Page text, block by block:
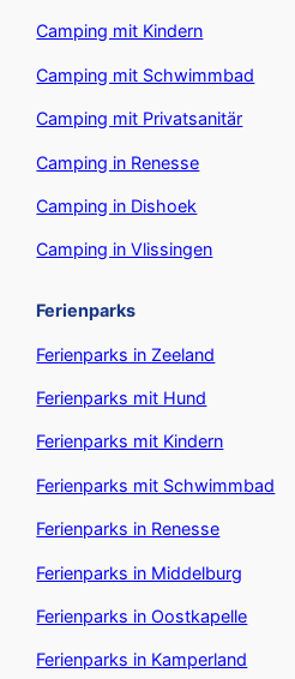
Camping mit Kindern
Camping mit Schwimmbad
Camping mit Privatsanitär
Camping in Renesse
Camping in Dishoek
Camping in Vlissingen
Ferienparks
Ferienparks in Zeeland
Ferienparks mit Hund
Ferienparks mit Kindern
Ferienparks mit Schwimmbad
Ferienparks in Renesse
Ferienparks in Middelburg
Ferienparks in Oostkapelle
Ferienparks in Kamperland